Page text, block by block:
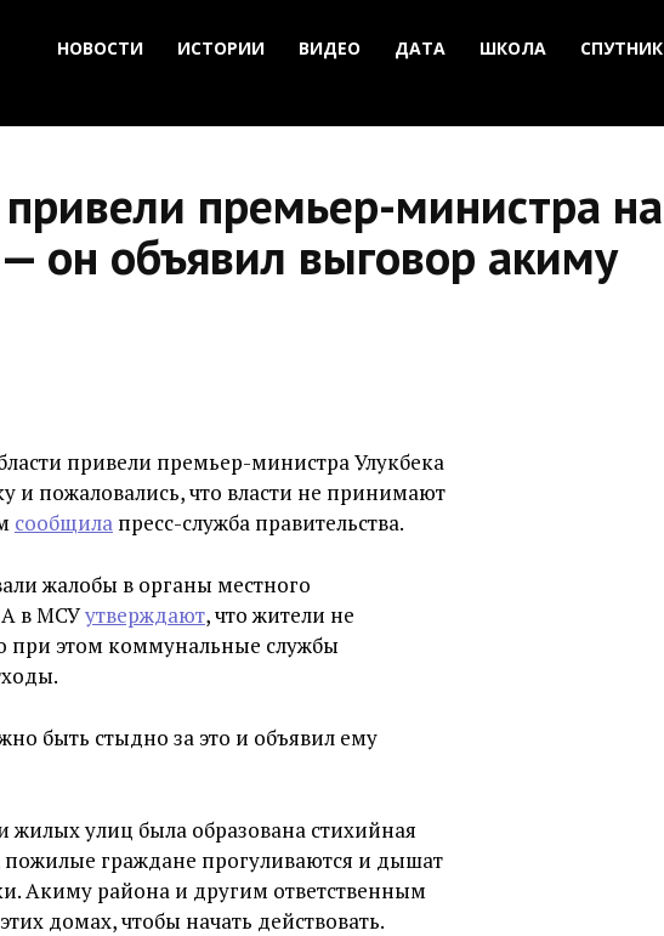
НОВОСТИ ИСТОРИИ ВИДЕО ДАТА ШКОЛА СПУТНИК
премьер-министра на
он объявил выговор акиму
привели премьер-министра Улукбека
и пожаловались, что власти не принимают
сообщила пресс-служба правительства.
жалобы в органы местного
А в МСУутверждают, что жители не
при этом коммунальные службы
быть стыдно за это и объявил ему
жилых улиц была образована стихийная
пожилые граждане прогуливаются и дышат
Акиму района и другим ответственным
домах, чтобы начать действовать.